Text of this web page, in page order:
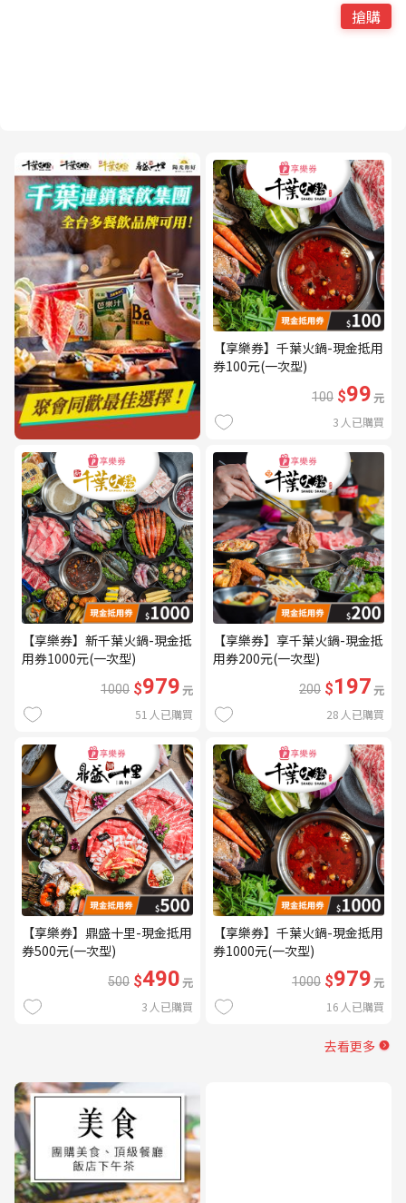
搶購
【享樂券】千葉火鍋-現金抵用
券100元(一次型)
100 $99元
3 人已購買
【享樂券】新千葉火鍋-現金抵
用券1000元(一次型)
1000 $979元
51 人已購買
【享樂券】享千葉火鍋-現金抵
用券200元(一次型)
200 $197元
28 人已購買
【享樂券】鼎盛十里-現金抵用
券500元(一次型)
500 $490元
3 人已購買
【享樂券】千葉火鍋-現金抵用
券1000元(一次型)
1000 $979元
16 人已購買
去看更多